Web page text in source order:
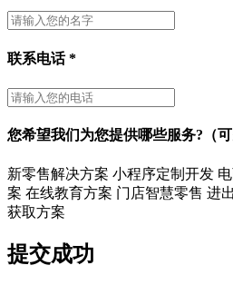
联系电话*
您希望我们为您提供哪些服务?（可
新零售解决方案 小程序定制开发
案 在线教育方案 门店智慧零售 进
获取方案
提交成功